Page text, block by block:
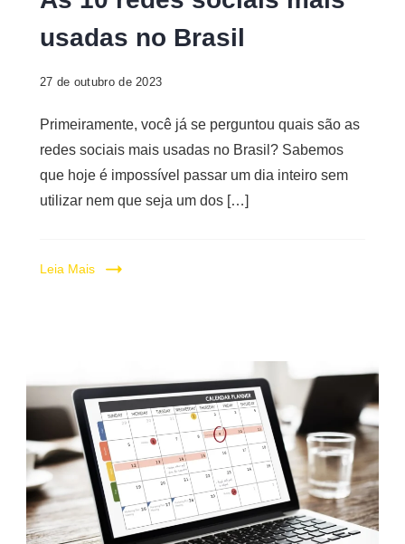
as
redes
mais
usadas no Brasil
27 de outubro de 2023
Primeiramente, você já se perguntou quais são as
redes sociais mais usadas no Brasil? Sabemos
que hoje é impossível passar um dia inteiro sem
utilizar nem que seja um dos […]
Leia Mais